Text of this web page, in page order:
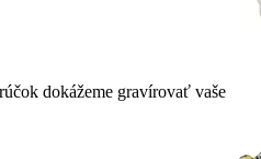
dokážeme gravírovať vaše